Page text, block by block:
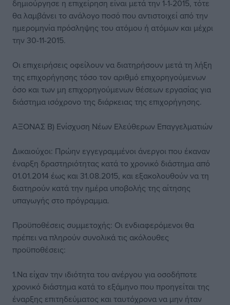
δημιούργησε η επιχείρηση είναι μετά την 1-1-2015, τότε
θα λαμβάνει το ανάλογο ποσό που αντιστοιχεί από την
ημερομηνία πρόσληψης του ατόμου ή ατόμων και μέχρι
την 30-11-2015.
Οι επιχειρήσεις οφείλουν να διατηρήσουν μετά τη λήξη
της επιχορήγησης τόσο τον αριθμό επιχορηγούμενων
όσο και των μη επιχορηγούμενων θέσεων εργασίας για
διάστημα ισόχρονο της διάρκειας της επιχορήγησης.
ΑΞΟΝΑΣ Β) Ενίσχυση Νέων Ελεύθερων Επαγγελματιών
Δικαιούχοι: Πρώην εγγεγραμμένοι άνεργοι που έκαναν
έναρξη δραστηριότητας κατά το χρονικό διάστημα από
01.01.2014 έως και 31.08.2015, και εξακολουθούν να τη
διατηρούν κατά την ημέρα υποβολής της αίτησης
υπαγωγής στο πρόγραμμα.
Προϋποθέσεις συμμετοχής: Οι ενδιαφερόμενοι θα
πρέπει να πληρούν συνολικά τις ακόλουθες
προϋποθέσεις:
1.Να είχαν την ιδιότητα του ανέργου για οσοδήποτε
χρονικό διάστημα κατά το εξάμηνο που προηγείται της
έναρξης επιτηδεύματος και ταυτόχρονα να μην ήταν